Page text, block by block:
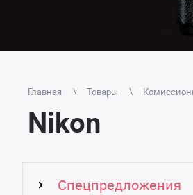
Главная Товары
Nikon
Спецпредложения